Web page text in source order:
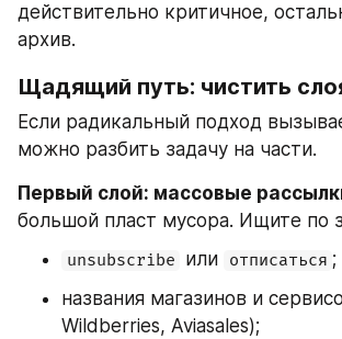
действительно критичное,
архив.
Щадящий путь: чистить
Если радикальный подход
можно разбить задачу на части.
Первый слой: массовые
большой пласт мусора. Ищите по
unsubscribe или отписаться ;
названия магазинов и
Wildberries, Aviasales);